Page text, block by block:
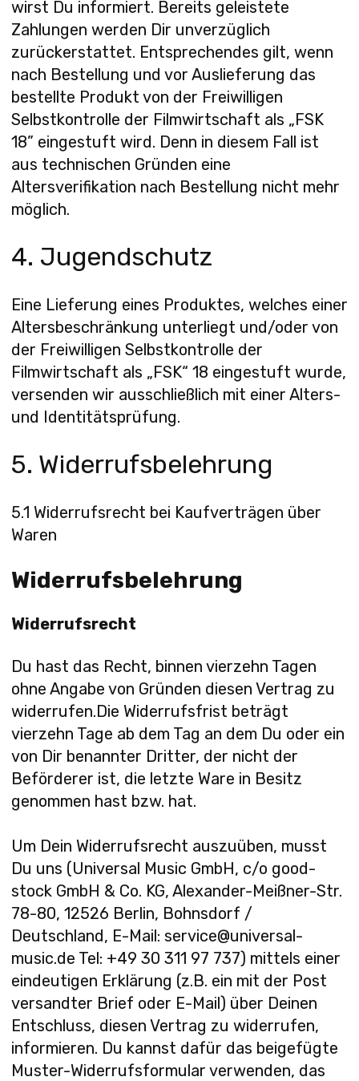
wirst Du informiert. Bereits geleistete
Zahlungen werden Dir unverzüglich
zurückerstattet. Entsprechendes gilt, wenn
nach Bestellung und vor Auslieferung das
bestellte Produkt von der Freiwilligen
Selbstkontrolle der Filmwirtschaft als „FSK
18” eingestuft wird. Denn in diesem Fall ist
aus technischen Gründen eine
Altersverifikation nach Bestellung nicht mehr
möglich.
4. Jugendschutz
Eine Lieferung eines Produktes, welches einer
Altersbeschränkung unterliegt und/oder von
der Freiwilligen Selbstkontrolle der
Filmwirtschaft als „FSK“ 18 eingestuft wurde,
versenden wir ausschließlich mit einer Alters-
und Identitätsprüfung.
5. Widerrufsbelehrung
5.1 Widerrufsrecht bei Kaufverträgen über
Waren
Widerrufsbelehrung
Widerrufsrecht
Du hast das Recht, binnen vierzehn Tagen
ohne Angabe von Gründen diesen Vertrag zu
widerrufen.Die Widerrufsfrist beträgt
vierzehn Tage ab dem Tag an dem Du oder ein
von Dir benannter Dritter, der nicht der
Beförderer ist, die letzte Ware in Besitz
genommen hast bzw. hat.
Um Dein Widerrufsrecht auszuüben, musst
Du uns (Universal Music GmbH, c/o good-
stock GmbH & Co. KG, Alexander-Meißner-Str.
78-80, 12526 Berlin, Bohnsdorf /
Deutschland, E-Mail: service@universal-
music.de Tel: +49 30 311 97 737) mittels einer
eindeutigen Erklärung (z.B. ein mit der Post
versandter Brief oder E-Mail) über Deinen
Entschluss, diesen Vertrag zu widerrufen,
informieren. Du kannst dafür das beigefügte
Muster-Widerrufsformular verwenden, das